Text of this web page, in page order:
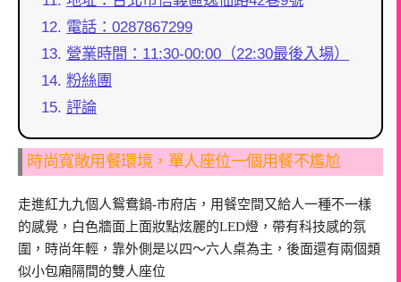
電話：0287867299
營業時間：11:30-00:00（22:30最後入場）
粉絲團
評論
時尚寬敞用餐環境，單人座位一個用餐不尷尬
走進紅九九個人鴛鴦鍋-市府店，用餐空間又給人一種不一樣
的感覺，白色牆面上面妝點炫麗的LED燈，帶有科技感的氛
圍，時尚年輕，靠外側是以四～六人桌為主，後面還有兩個類
似小包廂隔間的雙人座位